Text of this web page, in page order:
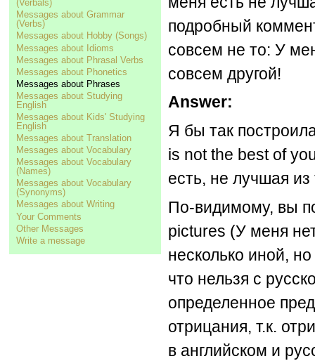
(Verbals)
Messages about Grammar
(Verbs)
Messages about Hobby (Songs)
Messages about Idioms
Messages about Phrasal Verbs
Messages about Phonetics
Messages about Phrases
Messages about Studying
English
Messages about Kids' Studying
English
Messages about Translation
Messages about Vocabulary
Messages about Vocabulary
(Names)
Messages about Vocabulary
(Synonyms)
Messages about Writing
Your Comments
Other Messages
Write a message
подробный
совсем не то: У
совсем другой!
Answer:
Я бы так
is not the best of
есть, не лучшая
По-видимому, вы
pictures (У меня
несколько иной,
что нельзя с
определенное
отрицания, т.к.
в английском и